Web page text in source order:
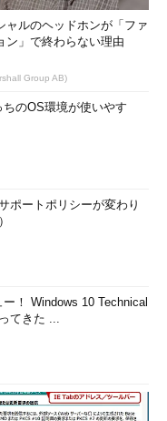
ューションズ
のためのシステム開発
由はネットワーク、デ
アに精通したシニア・
ャルのヘッドホンが「ファ
ン」で終わらない理由
Group AB)
のOS環境が使いやす
ポートポリシーが変わり
！ Windows 10 Technical
てきた ...